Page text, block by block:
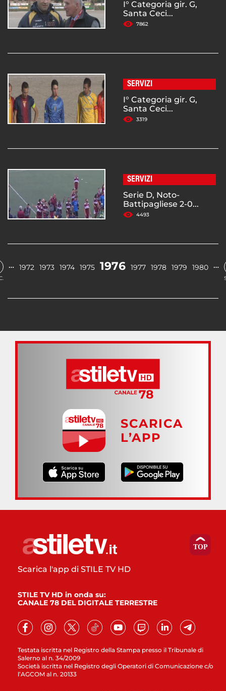
I° Categoria gir. G,
Santa Ceci...
7862
SERVIZI
I° Categoria gir. G,
Santa Ceci...
3319
SERVIZI
Serie D, Noto-
Battipagliese 2-0...
4493
… 1972 1973 1974 1975 1976 1977 1978 1979 1980 …
SCARICA
L’APP
Testata iscritta nel Registro della Stampa presso il Tribunale di
Salerno al n. 34/2009
Società iscritta nel Registro degli Operatori di Comunicazione c/o
l’AGCOM al n. 20133
Scarica l'app di STILE TV HD
STILE TV HD in onda su:
CANALE 78 DEL DIGITALE TERRESTRE